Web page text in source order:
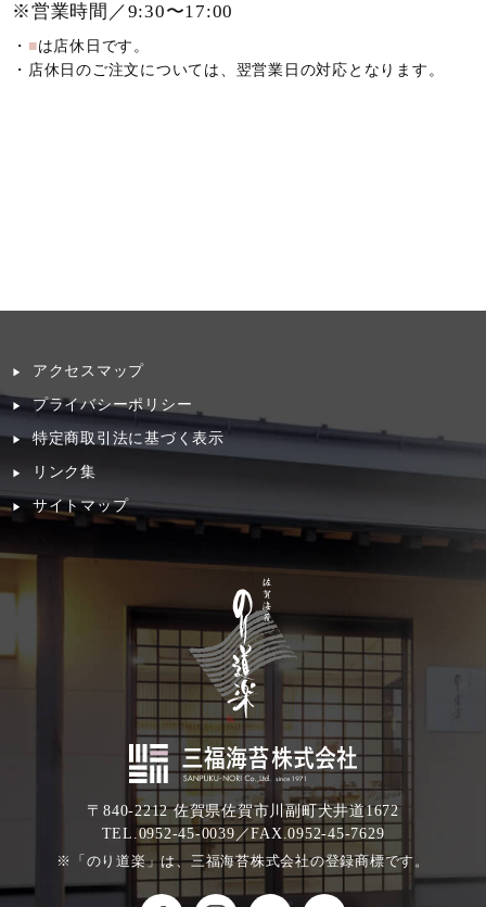
※営業時間／9:30〜17:00
・ ■は店休日です。
・店休日のご注文については、翌営業日の対応となります。
アクセスマップ
プライバシーポリシー
特定商取引法に基づく表示
リンク集
サイトマップ
〒840-2212 佐賀県佐賀市川副町犬井道1672
TEL.0952-45-0039／FAX.0952-45-7629
※「のり道楽」は、三福海苔株式会社の登録商標です。